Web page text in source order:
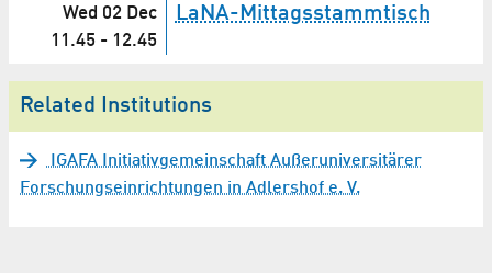
Wed 02 Dec
11.45 - 12.45
LaNA-Mittagsstammtisch
Related Institutions
IGAFA Initiativgemeinschaft Außeruniversitärer
Forschungseinrichtungen in Adlershof e. V.